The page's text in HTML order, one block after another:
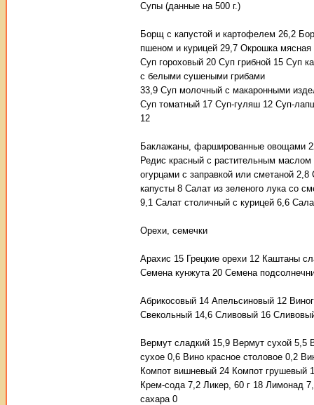
Супы (данные на 500 г.)
Борщ с капустой и картофелем 26,2
пшеном и курицей 29,7 Окрошка
Суп гороховый 20 Суп грибной 15 Суп
с белыми сушеными грибами
33,9 Суп молочный с макаронными
Суп томатный 17 Суп-гуляш 12 Суп-
12
Баклажаны, фаршированные овощами
Редис красный с растительным
огурцами с заправкой или сметаной
капусты 8 Салат из зеленого лука со
9,1 Салат столичный с курицей 6,6
Орехи, семечки
Арахис 15 Грецкие орехи 12 Каштаны
Семена кунжута 20 Семена
Абрикосовый 14 Апельсиновый 12
Свекольный 14,6 Сливовый 16
Вермут сладкий 15,9 Вермут сухой 5,5
сухое 0,6 Вино красное столовое 0,2
Компот вишневый 24 Компот грушевый
Крем-сода 7,2 Ликер, 60 г 18 Лимонад
сахара 0